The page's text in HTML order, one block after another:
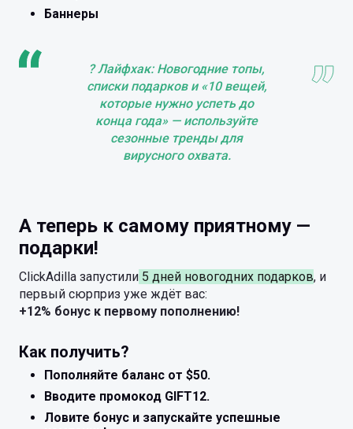
Баннеры
? Лайфхак: Новогодние топы,
списки подарков и «10 вещей,
которые нужно успеть до
конца года» — используйте
сезонные тренды для
вирусного охвата.
А теперь к самому приятному —
подарки!
ClickAdilla запустили 5 дней новогодних подарков, и
первый сюрприз уже ждёт вас:
+12% бонус к первому пополнению!
Как получить?
Пополняйте баланс от $50.
Вводите промокод GIFT12.
Ловите бонус и запускайте успешные